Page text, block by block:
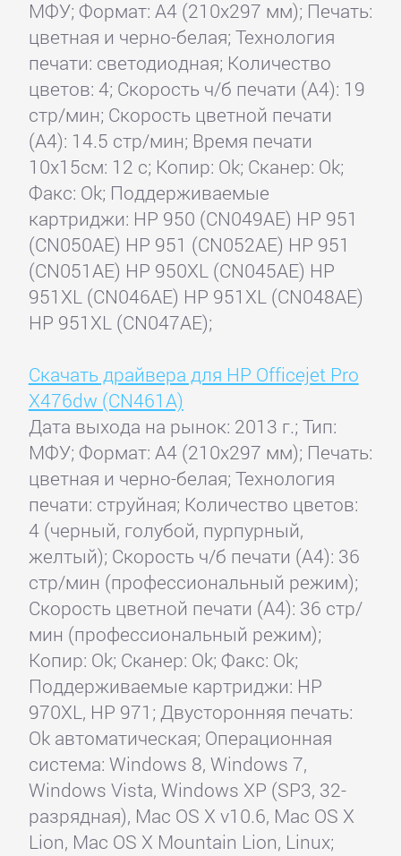
МФУ; Формат: A4 (210x297 мм); Печать:
цветная и черно-белая; Технология
печати: светодиодная; Количество
цветов: 4; Скорость ч/б печати (А4): 19
стр/мин; Скорость цветной печати
(А4): 14.5 стр/мин; Время печати
10x15см: 12 с; Копир: Ok; Сканер: Ok;
Факс: Ok; Поддерживаемые
картриджи: HP 950 (CN049AE) HP 951
(CN050AE) HP 951 (CN052AE) HP 951
(CN051AE) HP 950XL (CN045AE) HP
951XL (CN046AE) HP 951XL (CN048AE)
HP 951XL (CN047AE);
Скачать драйвера для HP Officejet Pro
X476dw (CN461A)
Дата выхода на рынок: 2013 г.; Тип:
МФУ; Формат: A4 (210x297 мм); Печать:
цветная и черно-белая; Технология
печати: струйная; Количество цветов:
4 (черный, голубой, пурпурный,
желтый); Скорость ч/б печати (А4): 36
стр/мин (профессиональный режим);
Скорость цветной печати (А4): 36 стр/
мин (профессиональный режим);
Копир: Ok; Сканер: Ok; Факс: Ok;
Поддерживаемые картриджи: HP
970XL, HP 971; Двусторонняя печать:
Ok автоматическая; Операционная
система: Windows 8, Windows 7,
Windows Vista, Windows XP (SP3, 32-
разрядная), Mac OS X v10.6, Mac OS X
Lion, Mac OS X Mountain Lion, Linux;